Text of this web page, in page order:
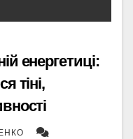
енергетиці:
тіні,